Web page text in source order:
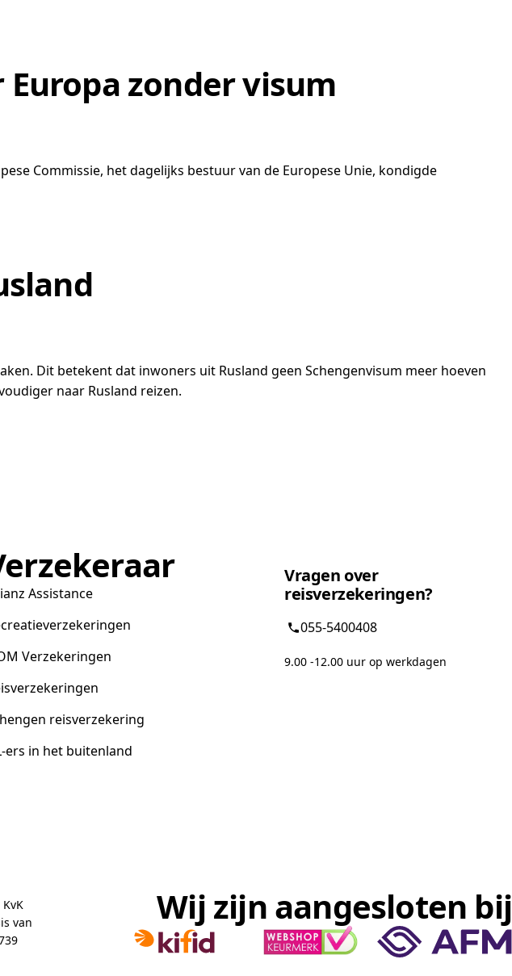
zonder visum
Commissie, het dagelijks bestuur van de Europese Unie, kondigde
Dit betekent dat inwoners uit Rusland geen Schengenvisum meer hoeven
naar Rusland reizen.
Assistance
Verzekeringen
reisverzekering
ers in het buitenland
Vragen over
reisverzekeringen?
055-5400408
9.00 -12.00 uur op werkdagen
van
Wij zijn aangesloten bij